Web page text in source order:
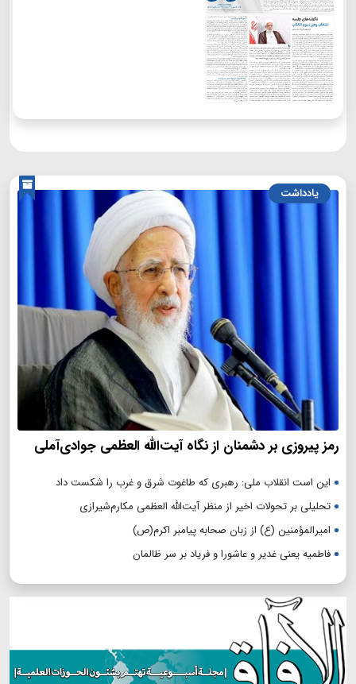
یادداشت
رمز پیروزی بر دشمنان از نگاه آیت‌الله العظمی جوادی‌آملی
این است انقلاب ملی: رهبری که طاغوت شرق و غرب را شکست داد
تحلیلی بر تحولات اخیر از منظر آیت‌الله العظمی مکارم‌شیرازی
امیرالمؤمنین (ع) از زبان صحابه پیامبر اکرم(ص)
فاطمیه یعنی غدیر و عاشورا و فریاد بر سر ظالمان